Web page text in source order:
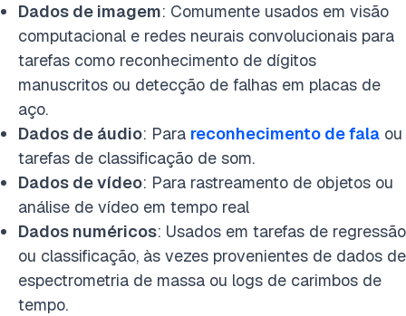
Dados de imagem: Comumente usados em visão
computacional e redes neurais convolucionais para
tarefas como reconhecimento de dígitos
manuscritos ou detecção de falhas em placas de
aço.
Dados de áudio: Para reconhecimento de fala ou
tarefas de classificação de som.
Dados de vídeo: Para rastreamento de objetos ou
análise de vídeo em tempo real
Dados numéricos: Usados em tarefas de regressão
ou classificação, às vezes provenientes de dados de
espectrometria de massa ou logs de carimbos de
tempo.